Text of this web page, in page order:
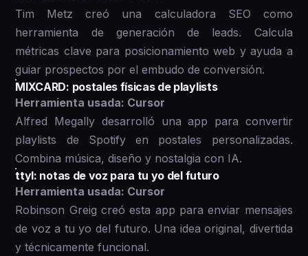
Tim Metz creó una calculadora SEO como
herramienta de generación de leads. Calcula
métricas clave para posicionamiento web y ayuda a
guiar prospectos por el embudo de conversión.
MIXCARD: postales físicas de playlists
Herramienta usada: Cursor
Alfred Megally desarrolló una app para convertir
playlists de Spotify en postales personalizadas.
Combina música, diseño y nostalgia con IA.
ttyl: notas de voz para tu yo del futuro
Herramienta usada: Cursor
Robinson Greig creó esta app para enviar mensajes
de voz a tu yo del futuro. Una idea original, divertida
y técnicamente funcional.